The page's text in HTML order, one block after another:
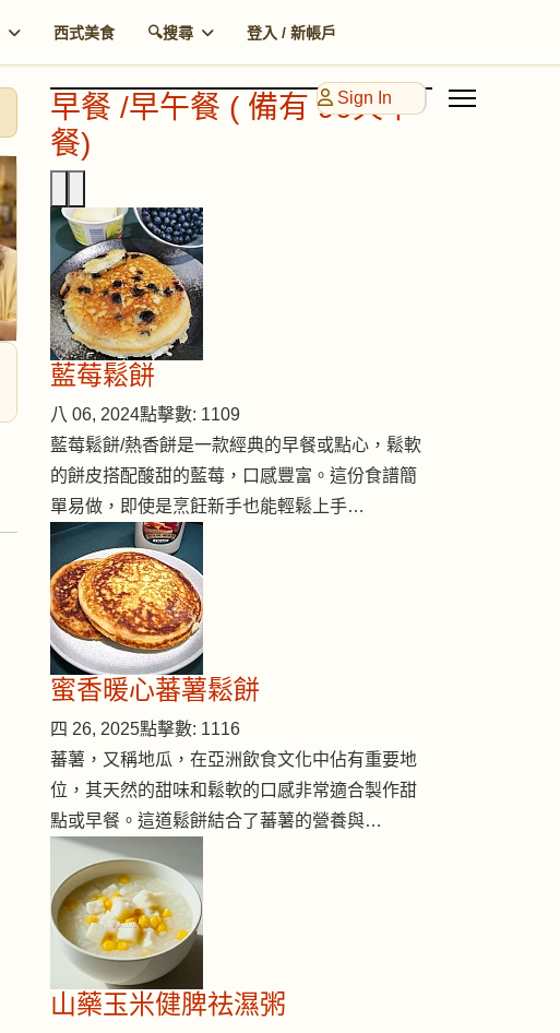
西式美食 🔍搜尋 登入 / 新帳戶
Sign In
早餐 /早午餐 ( 備有 90天早
餐)
藍莓鬆餅
八 06, 2024點擊數: 1109
藍莓鬆餅/熱香餅是一款經典的早餐或點心，鬆軟
的餅皮搭配酸甜的藍莓，口感豐富。這份食譜簡
單易做，即使是烹飪新手也能輕鬆上手…
蜜香暖心蕃薯鬆餅
四 26, 2025點擊數: 1116
蕃薯，又稱地瓜，在亞洲飲食文化中佔有重要地
位，其天然的甜味和鬆軟的口感非常適合製作甜
點或早餐。這道鬆餅結合了蕃薯的營養與…
山藥玉米健脾祛濕粥